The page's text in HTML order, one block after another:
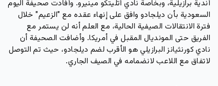
أندية برازيلية، وبخاصة نادي أتليتكو مينيرو. وأفادت صحيفة اليوم
السعودية بأن ديلجادو وافق على إنهاء عقده مع "الزعيم" خلال
فترة الانتقالات الصيفية الحالية، مع العلم أنه لن يستمر مع
الفريق حتى المونديال المقبل في أمريكا. وأضافت الصحيفة أن
نادي كورنثيانز البرازيلي هو الأقرب لضم ديلجادو، حيث تم التوصل
لاتفاق مع اللاعب لانضمامه في الصيف الجاري.